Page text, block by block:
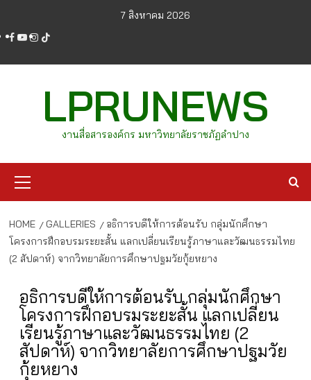
content
7 สิงหาคม 2026
facebook
youtube
instagram
tiktok
LPRUNEWS
งานสื่อสารองค์กร มหาวิทยาลัยราชภัฏลำปาง
Menu
HOME GALLERIES
อธิการบดีให้การต้อนรับ กลุ่มนักศึกษา
โครงการฝึกอบรมระยะสั้น แลกเปลี่ยนเรียนรู้ภาษาและวัฒนธรรมไทย
(2 สัปดาห์) จากวิทยาลัยการศึกษาปฐมวัยกุ้ยหยาง
อธิการบดีให้การต้อนรับ กลุ่มนักศึกษา
โครงการฝึกอบรมระยะสั้น แลกเปลี่ยน
เรียนรู้ภาษาและวัฒนธรรมไทย (2
สัปดาห์) จากวิทยาลัยการศึกษาปฐมวัย
กุ้ยหยาง